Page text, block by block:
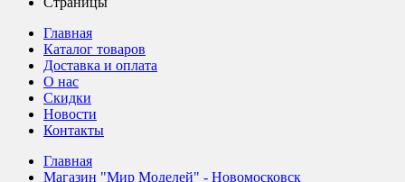
Главная
Каталог товаров
Доставка и оплата
О нас
Скидки
Новости
Контакты
Главная
Магазин "Мир Моделей" - Новомосковск